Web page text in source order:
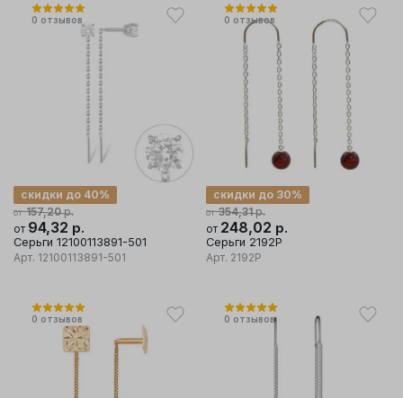
0 отзывов
от 157,20р.
скидки до 40%
от 94,32 р.
Серьги 12100113891-501
Арт. 12100113891-501
0 отзывов
от 354,31р.
скидки до 30%
от 248,02 р.
Серьги 2192Р
Арт. 2192Р
0 отзывов 0 отзывов